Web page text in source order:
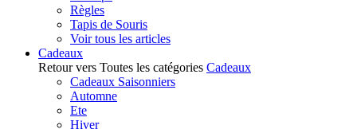
Règles
Tapis de Souris
Voir tous les articles
Cadeaux
Retour vers Toutes les catégories Cadeaux
Cadeaux Saisonniers
Automne
Ete
Hiver